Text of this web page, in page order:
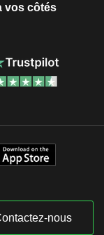
vos côtés
nous